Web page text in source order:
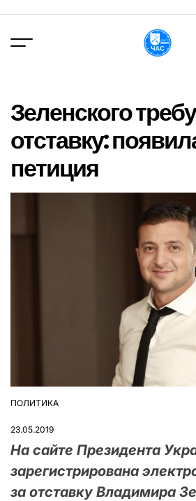
вмісту
Зеленского
отставку:
петиция
ОПУБЛІКУВАТИ
ПОЛИТИКА
23.05.2019
На сайте Президента
зарегистрирована
за отставку Владимира